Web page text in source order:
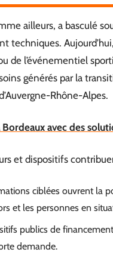
ailleurs, a basculé
techniques.
de l’événementiel
générés par la
Rhône-Alpes.
Bordeaux avec des
et dispositifs
ciblées ouvrent la
et les personnes en
publics de
demande.